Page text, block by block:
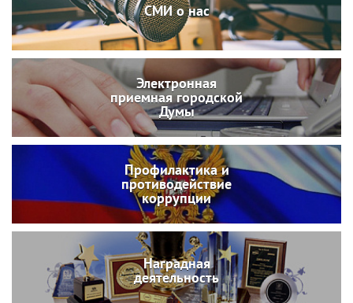
СМИ о нас
Электронная
приемная городской
Думы
Профилактика и
противодействие
коррупции
Наградная
деятельность